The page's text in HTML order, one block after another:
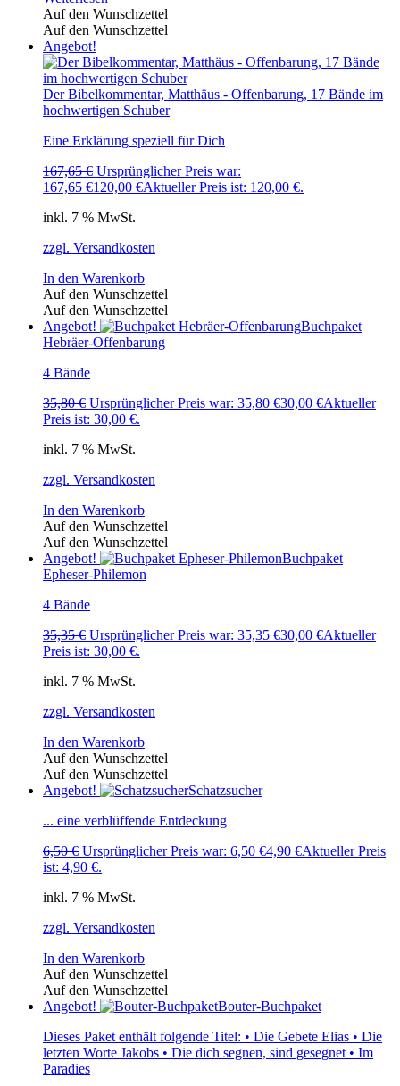
Auf den Wunschzettel
Auf den Wunschzettel
Angebot!
Der Bibelkommentar, Matthäus - Offenbarung, 17 Bände im
hochwertigen Schuber
Eine Erklärung speziell für Dich
167,65€ Ursprünglicher Preis war:
167,65 €120,00 €Aktueller Preis ist: 120,00 €.
inkl. 7 % MwSt.
zzgl. Versandkosten
In den Warenkorb
Auf den Wunschzettel
Auf den Wunschzettel
Angebot!
Buchpaket
Hebräer-Offenbarung
4 Bände
35,80€ Ursprünglicher Preis war: 35,80 €30,00 €Aktueller
Preis ist: 30,00 €.
inkl. 7 % MwSt.
zzgl. Versandkosten
In den Warenkorb
Auf den Wunschzettel
Auf den Wunschzettel
Angebot!
Buchpaket
Epheser-Philemon
4 Bände
35,35€ Ursprünglicher Preis war: 35,35 €30,00 €Aktueller
Preis ist: 30,00 €.
inkl. 7 % MwSt.
zzgl. Versandkosten
In den Warenkorb
Auf den Wunschzettel
Auf den Wunschzettel
Angebot!
Schatzsucher
... eine verblüffende Entdeckung
6,50€ Ursprünglicher Preis war: 6,50 €4,90 €Aktueller Preis
ist: 4,90 €.
inkl. 7 % MwSt.
zzgl. Versandkosten
In den Warenkorb
Auf den Wunschzettel
Auf den Wunschzettel
Angebot!
Bouter-Buchpaket
Dieses Paket enthält folgende Titel: • Die Gebete Elias • Die
letzten Worte Jakobs • Die dich segnen, sind gesegnet • Im
Paradies